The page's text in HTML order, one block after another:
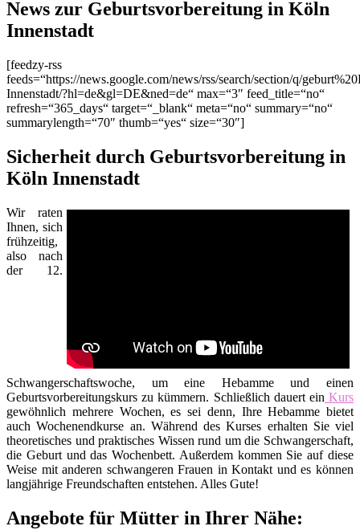
News zur Geburtsvorbereitung in Köln
Innenstadt
[feedzy-rss
feeds=“https://news.google.com/news/rss/search/section/q/
Innenstadt/?hl=de&gl=DE&ned=de“ max=“3″ feed_title=“no“
refresh=“365_days“ target=“_blank“ meta=“no“ summary=“no“
summarylength=“70″ thumb=“yes“ size=“30″]
Sicherheit durch Geburtsvorbereitung in
Köln Innenstadt
Wir raten
Ihnen, sich
frühzeitig,
also nach
der 12.
Schwangerschaftswoche, um eine Hebamme und einen
Geburtsvorbereitungskurs zu kümmern. Schließlich dauert ein Kurs
gewöhnlich mehrere Wochen, es sei denn, Ihre Hebamme bietet
auch Wochenendkurse an. Während des Kurses erhalten Sie viel
theoretisches und praktisches Wissen rund um die Schwangerschaft,
die Geburt und das Wochenbett. Außerdem kommen Sie auf diese
Weise mit anderen schwangeren Frauen in Kontakt und es können
langjährige Freundschaften entstehen. Alles Gute!
Angebote für Mütter in Ihrer Nähe: